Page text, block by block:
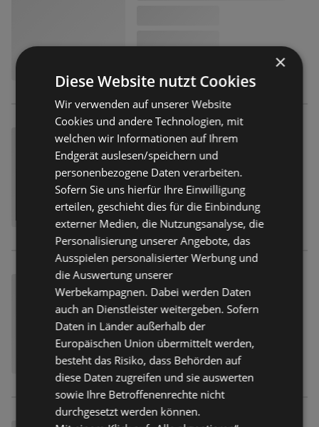
×
Diese Website nutzt Cookies
Wir verwenden auf unserer Website
Cookies und andere Technologien, mit
welchen wir Informationen auf Ihrem
Endgerät auslesen/speichern und
personenbezogene Daten verarbeiten.
Sofern Sie uns hierfür Ihre Einwilligung
erteilen, geschieht dies für die Einbindung
externer Medien, die Nutzungsanalyse, die
Personalisierung unserer Angebote, das
Ausspielen personalisierter Werbung und
die Auswertung unserer
Werbekampagnen. Dabei werden Daten
auch an Dienstleister weitergeben. Sofern
Daten in Länder außerhalb der
Europäischen Union übermittelt werden,
besteht das Risiko, dass Behörden auf
diese Daten zugreifen und sie auswerten
sowie Ihre Betroffenenrechte nicht
durchgesetzt werden können.